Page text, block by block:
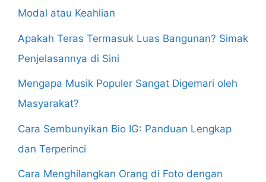
Modal atau Keahlian
Apakah Teras Termasuk Luas Bangunan? Simak
Penjelasannya di Sini
Mengapa Musik Populer Sangat Digemari oleh
Masyarakat?
Cara Sembunyikan Bio IG: Panduan Lengkap
dan Terperinci
Cara Menghilangkan Orang di Foto dengan